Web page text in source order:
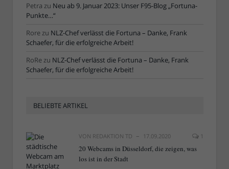
Petra zu Neu ab 9. Januar 2023: Unser F95-Blog „Fortuna-
Punkte…“
Rorezu NLZ-Chef verlässt die Fortuna – Danke, Frank
Schaefer, für die erfolgreiche Arbeit!
RoRezu NLZ-Chef verlässt die Fortuna – Danke, Frank
Schaefer, für die erfolgreiche Arbeit!
BELIEBTE ARTIKEL
VON REDAKTION TD 17.09.2020 1
20 Webcams in Düsseldorf, die zeigen, was
los ist in der Stadt